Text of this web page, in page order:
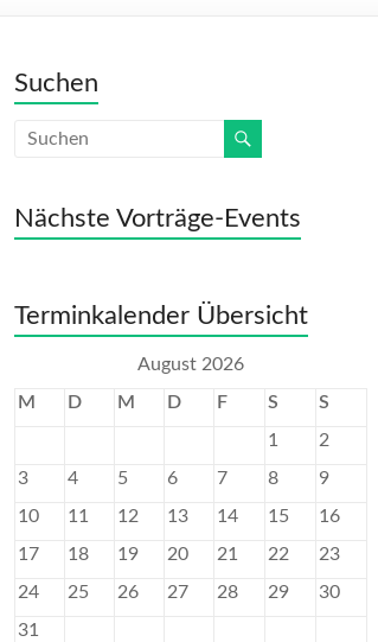
Suchen
Nächste Vorträge-Events
Terminkalender Übersicht
August 2026
M
D M D F S
S
1
2
3
4 5 6 7 8
9
10
11 12 13 14 15
16
17
18 19 20 21 22
23
24
25 26 27 28 29
30
31